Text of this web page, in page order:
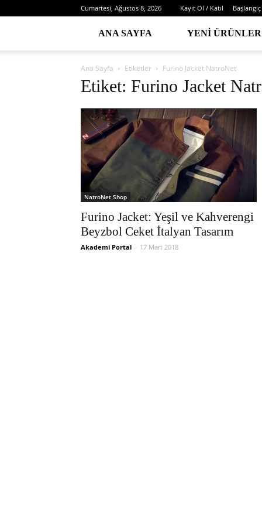
Cumartesi, Ağustos 8, 2026 Kayıt Ol / Katıl Başlangıç
ANA SAYFA YENI ÜRÜNLER
Ana Sayfa Etiketler Furino Jacket NatroNet
Etiket: Furino Jacket
NatroNet Shop
Furino Jacket: Yeşil ve Kahverengi
Beyzbol Ceket İtalyan Tasarım
Akademi Portal - 17 Mart 2018